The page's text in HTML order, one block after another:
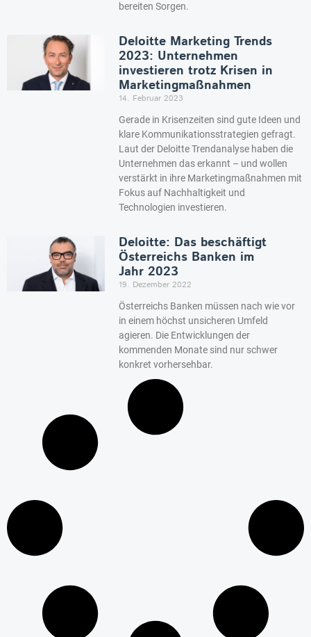
bereiten Sorgen.
Deloitte Marketing Trends
2023: Unternehmen
investieren trotz Krisen in
Marketingmaßnahmen
14. Februar 2023
Gerade in Krisenzeiten sind gute Ideen und
klare Kommunikationsstrategien gefragt.
Laut der Deloitte Trendanalyse haben die
Unternehmen das erkannt – und wollen
verstärkt in ihre Marketingmaßnahmen mit
Fokus auf Nachhaltigkeit und
Technologien investieren.
Deloitte: Das beschäftigt
Österreichs Banken im
Jahr 2023
19. Dezember 2022
Österreichs Banken müssen nach wie vor
in einem höchst unsicheren Umfeld
agieren. Die Entwicklungen der
kommenden Monate sind nur schwer
konkret vorhersehbar.